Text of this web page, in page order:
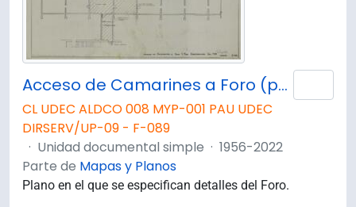
Acceso de Camarines a Foro (por subterraneo).
CL UDEC ALDCO 008 MYP-001 PAU UDEC
DIRSERV/UP-09 - F-089
· Unidad documental simple · 1956-2022
Parte de Mapas y Planos
Plano en el que se especifican detalles del Foro.